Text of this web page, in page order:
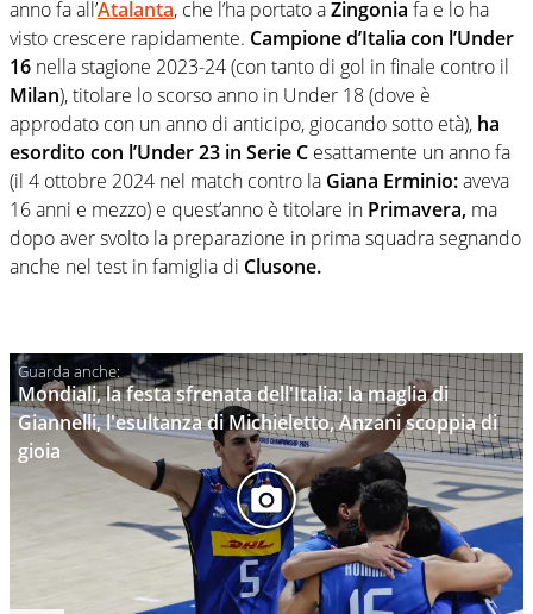
anno fa all’Atalanta, che l’ha portato aZingonia fa e lo ha
visto crescere rapidamente. Campione d’Italia con l’Under
16 nella stagione 2023-24 (con tanto di gol in finale contro il
Milan), titolare lo scorso anno in Under 18 (dove è
approdato con un anno di anticipo, giocando sotto età), ha
esordito con l’Under 23 in Serie C esattamente un anno fa
(il 4 ottobre 2024 nel match contro la Giana Erminio:aveva
16 anni e mezzo) e quest’anno è titolare in Primavera, ma
dopo aver svolto la preparazione in prima squadra segnando
anche nel test in famiglia di Clusone.
Mondiali, la festa sfrenata dell'Italia: la maglia di
Giannelli, l'esultanza di Michieletto, Anzani scoppia di
gioia